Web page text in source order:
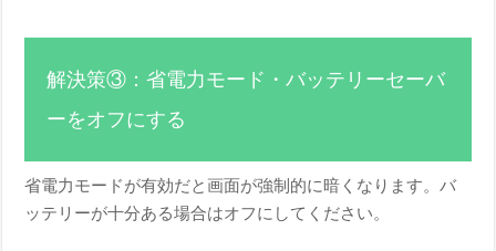
解決策③：省電力モード・バッテリーセーバ
ーをオフにする
省電力モードが有効だと画面が強制的に暗くなります。バ
ッテリーが十分ある場合はオフにしてください。